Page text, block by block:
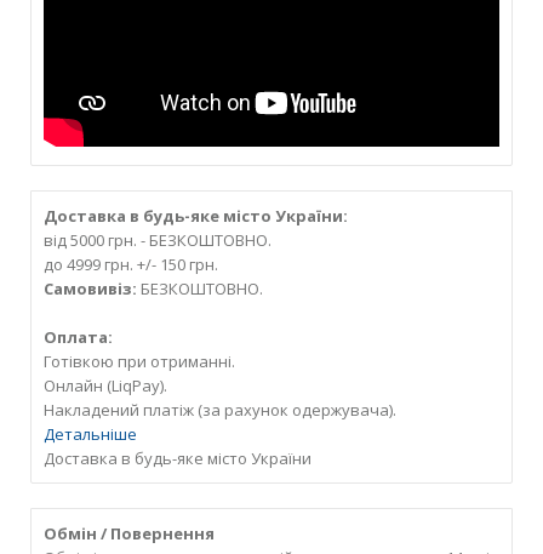
Доставка в будь-яке місто України:
від 5000 грн. - БЕЗКОШТОВНО.
до 4999 грн. +/- 150 грн.
Самовивіз: БЕЗКОШТОВНО.
Оплата:
Готівкою при отриманні.
Онлайн (LiqPay).
Накладений платіж (за рахунок одержувача).
Детальніше
Доставка в будь-яке місто України
Обмін / Повернення